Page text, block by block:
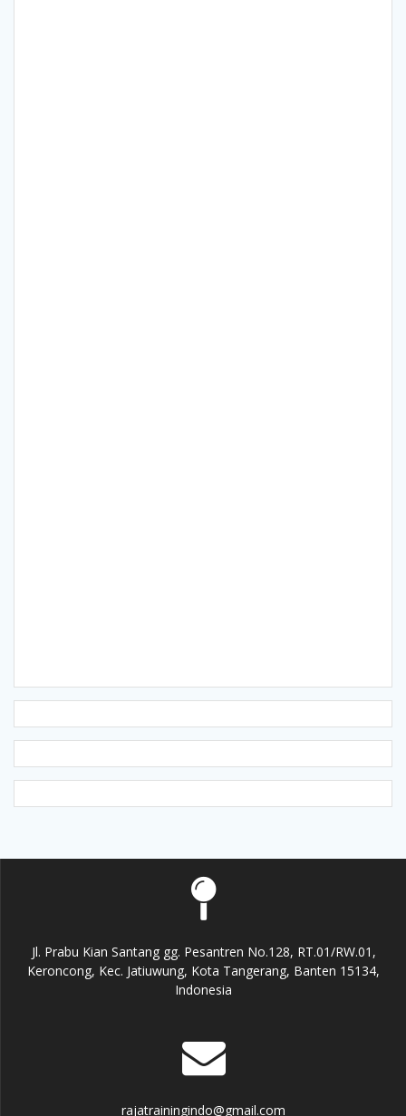
Jl. Prabu Kian Santang gg. Pesantren No.128, RT.01/RW.01,
Keroncong, Kec. Jatiuwung, Kota Tangerang, Banten 15134,
Indonesia
rajatrainingindo@gmail.com